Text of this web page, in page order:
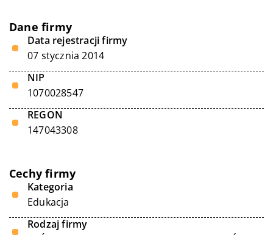
Dane firmy
Data rejestracji firmy
07 stycznia 2014
NIP
1070028547
REGON
147043308
Cechy firmy
Kategoria
Edukacja
Rodzaj firmy